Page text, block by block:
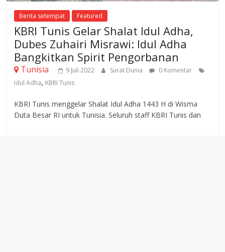
Berita setempat Featured
KBRI Tunis Gelar Shalat Idul Adha,
Dubes Zuhairi Misrawi: Idul Adha
Bangkitkan Spirit Pengorbanan
Tunisia 9 Juli 2022 Surat Dunia
0 Komentar
Idul Adha, KBRI Tunis
KBRI Tunis menggelar Shalat Idul Adha 1443 H di Wisma
Duta Besar RI untuk Tunisia. Seluruh staff KBRI Tunis dan